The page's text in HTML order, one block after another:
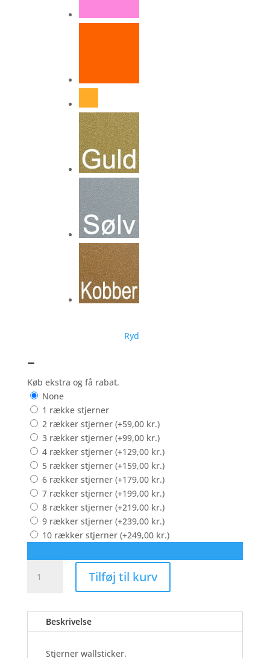
Ryd
–
Køb ekstra og få rabat.
None
1 række stjerner
2 rækker stjerner (+59,00 kr.)
3 rækker stjerner (+99,00 kr.)
4 rækker stjerner (+129,00 kr.)
5 rækker stjerner (+159,00 kr.)
6 rækker stjerner (+179,00 kr.)
7 rækker stjerner (+199,00 kr.)
8 rækker stjerner (+219,00 kr.)
9 rækker stjerner (+239,00 kr.)
10 rækker stjerner (+249,00 kr.)
Tilføj til kurv
Beskrivelse
Stjerner wallsticker.